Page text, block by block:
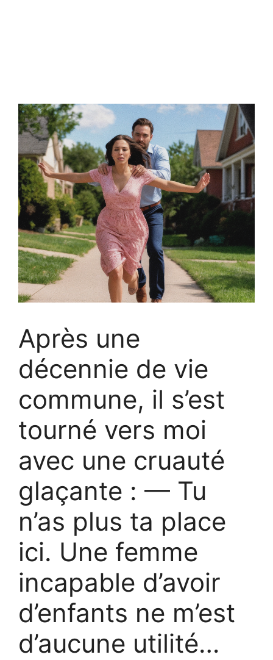
Après une
décennie de vie
commune, il s’est
tourné vers moi
avec une cruauté
glaçante : — Tu
n’as plus ta place
ici. Une femme
incapable d’avoir
d’enfants ne m’est
d’aucune utilité…